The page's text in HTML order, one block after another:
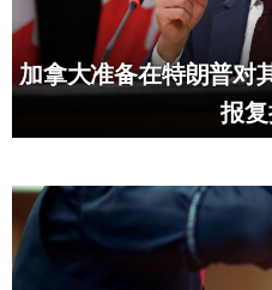
加拿大准备在特朗普对
报